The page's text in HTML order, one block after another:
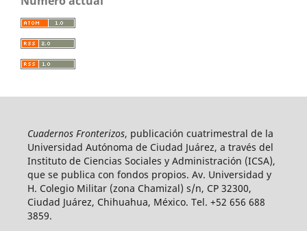
Cuadernos Fronterizos, publicación cuatrimestral de la
Universidad Autónoma de Ciudad Juárez, a través del
Instituto de Ciencias Sociales y Administración (ICSA),
que se publica con fondos propios. Av. Universidad y
H. Colegio Militar (zona Chamizal) s/n, CP 32300,
Ciudad Juárez, Chihuahua, México. Tel. +52 656 688
3859.